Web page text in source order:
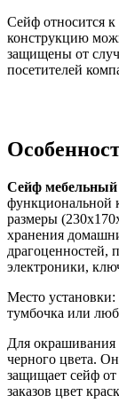
Сейф относится
конструкцию
защищены от
посетителей
Сейф мебельный
функциональной
размеры
хранения
драгоценностей,
электроники,
Место
тумбочка или
Для окрашивания
черного цвета.
защищает сейф
заказов цвет